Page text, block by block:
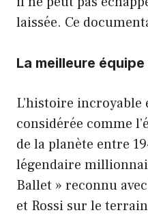
laissée. Ce
La meilleure
L’histoire
considérée comme
de la planète entre
légendaire
Ballet » reconnu
et Rossi sur le